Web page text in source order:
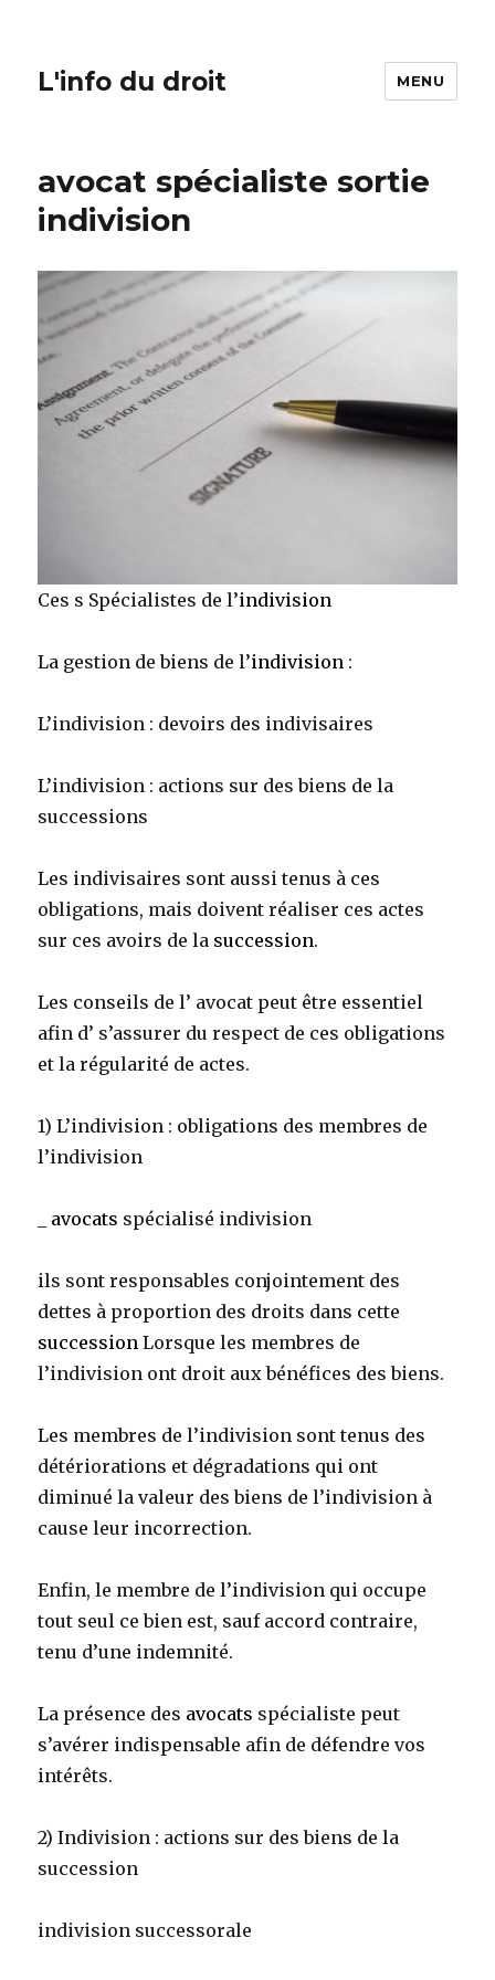
L'info du droit MENU
avocat spécialiste sortie
indivision
Ces s Spécialistes de l’indivision
La gestion de biens de l’indivision :
L’indivision : devoirs des indivisaires
L’indivision : actions sur des biens de la
successions
Les indivisaires sont aussi tenus à ces
obligations, mais doivent réaliser ces actes
sur ces avoirs de la succession.
Les conseils de l’ avocat peut être essentiel
afin d’ s’assurer du respect de ces obligations
et la régularité de actes.
1) L’indivision : obligations des membres de
l’indivision
avocats spécialisé indivision
ils sont responsables conjointement des
dettes à proportion des droits dans cette
succession Lorsque les membres de
l’indivision ont droit aux bénéfices des biens.
Les membres de l’indivision sont tenus des
détériorations et dégradations qui ont
diminué la valeur des biens de l’indivision à
cause leur incorrection.
Enfin, le membre de l’indivision qui occupe
tout seul ce bien est, sauf accord contraire,
tenu d’une indemnité.
La présence des avocats spécialiste peut
s’avérer indispensable afin de défendre vos
intérêts.
2) Indivision : actions sur des biens de la
succession
indivision successorale